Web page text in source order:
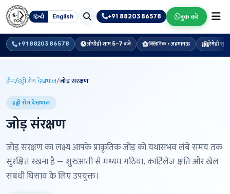
हिन्दी English +91 88203 86578 बुक करें
+91 88203 86578 ओपीडी शाम 5–7 बजे क्लिनिक · अहमामऊ रेमेडी
होम/हड्डी रोग देखभाल/जोड़ संरक्षण
हड्डी रोग देखभाल
जोड़ संरक्षण
जोड़ संरक्षण का लक्ष्य आपके प्राकृतिक जोड़ को यथासंभव लंबे समय तक
सुरक्षित रखना है — शुरुआती से मध्यम गठिया, कार्टिलेज क्षति और खेल
संबंधी घिसाव के लिए उपयुक्त।